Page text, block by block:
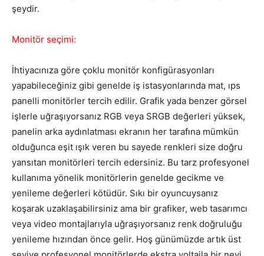
şeydir.
Monitör seçimi:
İhtiyacınıza göre çoklu monitör konfigürasyonları
yapabileceğiniz gibi genelde iş istasyonlarında mat, ıps
panelli monitörler tercih edilir. Grafik yada benzer görsel
işlerle uğraşıyorsanız RGB veya SRGB değerleri yüksek,
panelin arka aydınlatması ekranın her tarafına mümkün
olduğunca eşit ışık veren bu sayede renkleri size doğru
yansıtan monitörleri tercih edersiniz. Bu tarz profesyonel
kullanıma yönelik monitörlerin genelde gecikme ve
yenileme değerleri kötüdür. Sıkı bir oyuncuysanız
koşarak uzaklaşabilirsiniz ama bir grafiker, web tasarımcı
veya video montajlarıyla uğraşıyorsanız renk doğruluğu
yenileme hızından önce gelir. Hoş günümüzde artık üst